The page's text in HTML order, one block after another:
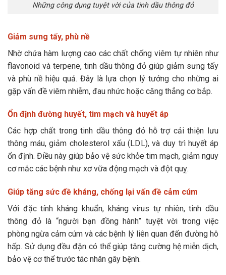
Những công dụng tuyệt vời của tinh dầu thông đỏ
Giảm sưng tấy, phù nề
Nhờ chứa hàm lượng cao các chất chống viêm tự nhiên như
flavonoid và terpene, tinh dầu thông đỏ giúp giảm sưng tấy
và phù nề hiệu quả. Đây là lựa chọn lý tưởng cho những ai
gặp vấn đề viêm nhiễm, đau nhức hoặc căng thẳng cơ bắp.
Ổn định đường huyết, tim mạch và huyết áp
Các hợp chất trong tinh dầu thông đỏ hỗ trợ cải thiện lưu
thông máu, giảm cholesterol xấu (LDL), và duy trì huyết áp
ổn định. Điều này giúp bảo vệ sức khỏe tim mạch, giảm nguy
cơ mắc các bệnh như xơ vữa động mạch và đột quỵ.
Giúp tăng sức đề kháng, chống lại vấn đề cảm cúm
Với đặc tính kháng khuẩn, kháng virus tự nhiên, tinh dầu
thông đỏ là “người bạn đồng hành” tuyệt vời trong việc
phòng ngừa cảm cúm và các bệnh lý liên quan đến đường hô
hấp. Sử dụng đều đặn có thể giúp tăng cường hệ miễn dịch,
bảo vệ cơ thể trước tác nhân gây bệnh.